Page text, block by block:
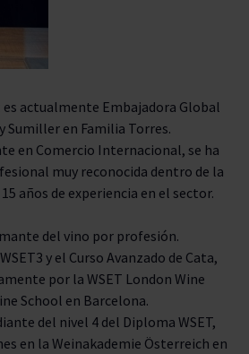
es actualmente Embajadora Global
Sumiller en Familia Torres.
en Comercio Internacional, se ha
muy reconocida dentro de la
años de experiencia en el sector.
del vino por profesión.
y el Curso Avanzado de Cata,
por la WSET London Wine
School en Barcelona.
del nivel 4 del Diploma WSET,
en la Weinakademie Österreich en